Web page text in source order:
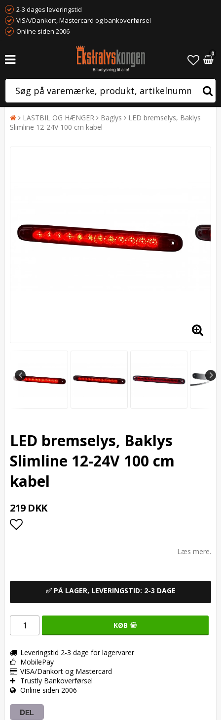
2-3 dages leveringstid
VISA/Dankort, Mastercard og bankoverførsel
Online siden 2006
0
LASTBIL OG HÆNGER Baglys
LED bremselys, Baklys
Slimline 12-24V 100 cm kabel
LED bremselys, Baklys
Slimline 12-24V 100 cm
kabel
219 DKK
Læs mere.
✅ PÅ LAGER, LEVERINGSTID: 2-3 DAGE
KØB
Leveringstid 2-3 dage for lagervarer
MobilePay
VISA/Dankort og Mastercard
Trustly Bankoverførsel
Online siden 2006
DEL